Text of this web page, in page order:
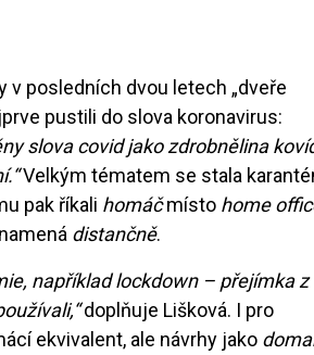
v posledních dvou letech „dveře
pustili do slova koronavirus:
slova covid jako zdrobnělina
Velkým tématem se stala
pak říkali homáčmísto home
distančně.
například lockdown – přejímka z
doplňuje Lišková. I pro
ekvivalent, ale návrhy jako